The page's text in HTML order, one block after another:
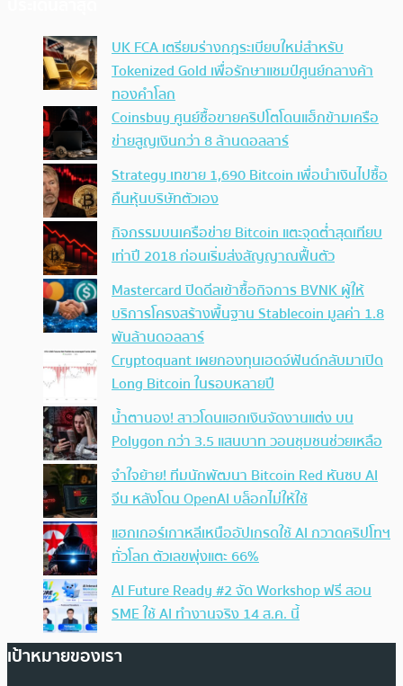
UK FCA เตรียมร่างกฎระเบียบใหม่สำหรับ
Tokenized Gold เพื่อรักษาแชมป์ศูนย์กลางค้า
ทองคำโลก
Coinsbuy ศูนย์ซื้อขายคริปโตโดนแฮ็กข้ามเครือ
ข่ายสูญเงินกว่า 8 ล้านดอลลาร์
Strategy เทขาย 1,690 Bitcoin เพื่อนำเงินไปซื้อ
คืนหุ้นบริษัทตัวเอง
กิจกรรมบนเครือข่าย Bitcoin แตะจุดต่ำสุดเทียบ
เท่าปี 2018 ก่อนเริ่มส่งสัญญาณฟื้นตัว
Mastercard ปิดดีลเข้าซื้อกิจการ BVNK ผู้ให้
บริการโครงสร้างพื้นฐาน Stablecoin มูลค่า 1.8
พันล้านดอลลาร์
Cryptoquant เผยกองทุนเฮดจ์ฟันด์กลับมาเปิด
Long Bitcoin ในรอบหลายปี
น้ำตานอง! สาวโดนแฮกเงินจัดงานแต่ง บน
Polygon กว่า 3.5 แสนบาท วอนชุมชนช่วยเหลือ
จำใจย้าย! ทีมนักพัฒนา Bitcoin Red หันซบ AI
จีน หลังโดน OpenAI บล็อกไม่ให้ใช้
แฮกเกอร์เกาหลีเหนืออัปเกรดใช้ AI กวาดคริปโทฯ
ทั่วโลก ตัวเลขพุ่งแตะ 66%
AI Future Ready #2 จัด Workshop ฟรี สอน
SME ใช้ AI ทำงานจริง 14 ส.ค. นี้
เป้าหมายของเรา